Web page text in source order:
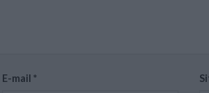
E-mail*